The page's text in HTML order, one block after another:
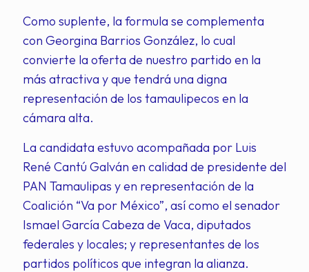
Como suplente, la formula se complementa
con Georgina Barrios González, lo cual
convierte la oferta de nuestro partido en la
más atractiva y que tendrá una digna
representación de los tamaulipecos en la
cámara alta.
La candidata estuvo acompañada por Luis
René Cantú Galván en calidad de presidente del
PAN Tamaulipas y en representación de la
Coalición “Va por México”, así como el senador
Ismael García Cabeza de Vaca, diputados
federales y locales; y representantes de los
partidos políticos que integran la alianza.